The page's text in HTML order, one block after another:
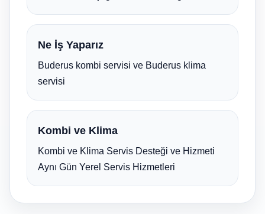
Ne İş Yaparız
Buderus kombi servisi ve Buderus klima
servisi
Kombi ve Klima
Kombi ve Klima Servis Desteği ve Hizmeti
Aynı Gün Yerel Servis Hizmetleri